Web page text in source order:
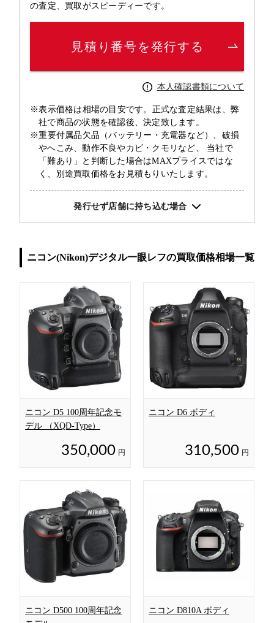
の査定、買取がスピーディーです。
見積り番号を発行する
本人確認書類について
※表示価格は相場の目安です。正式な査定結果は、弊
社で商品の状態を確認後、決定致します。
※重要付属品欠品（バッテリー・充電器など）、破損
やへこみ、動作不良やカビ・クモリなど、 当社で
「難あり」と判断した場合はMAXプライスではな
く、別途買取価格をお見積もりいたします。
発行せず店舗に持ち込む場合
ニコン(Nikon)デジタル一眼レフの買取価格相場一覧
ニコン D5 100周年記念モ
デル （XQD-Type）
350,000 円
ニコン D6 ボディ
310,500 円
ニコン D500 100周年記念
ニコン D810A ボディ